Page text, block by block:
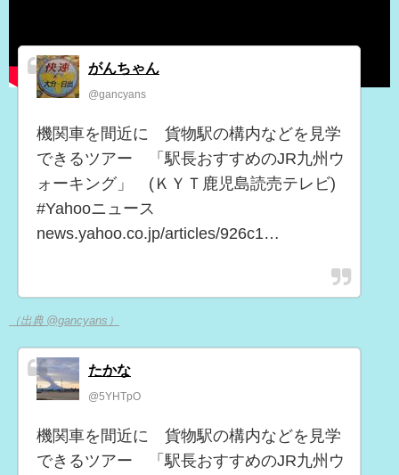
がんちゃん
@gancyans
機関車を間近に 貨物駅の構内などを見学
できるツアー 「駅長おすすめのJR九州ウ
ォーキング」 (ＫＹＴ鹿児島読売テレビ)
#Yahooニュース
news.yahoo.co.jp/articles/926c1…
（出典 @gancyans）
たかな
@5YHTpO
機関車を間近に 貨物駅の構内などを見学
できるツアー 「駅長おすすめのJR九州ウ